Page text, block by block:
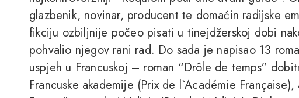
glazbenik, novinar, producent te domaćin radijske
fikciju ozbiljnije počeo pisati u tinejdžerskoj dobi
pohvalio njegov rani rad. Do sada je napisao 13
uspjeh u Francuskoj – roman “Drôle de temps”
Francuske akademije (Prix de l`Académie